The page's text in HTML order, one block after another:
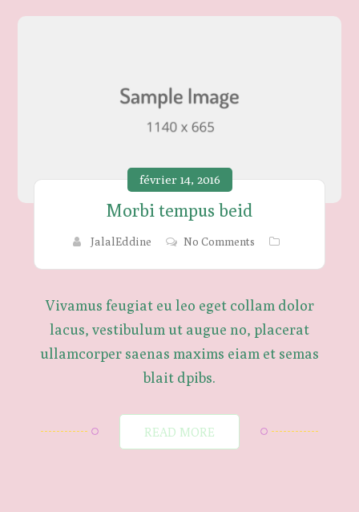
février 14, 2016
Morbi tempus beid
JalalEddine No Comments
Vivamus feugiat eu leo eget collam dolor
lacus, vestibulum ut augue no, placerat
ullamcorper saenas maxims eiam et semas
blait dpibs.
READ MORE